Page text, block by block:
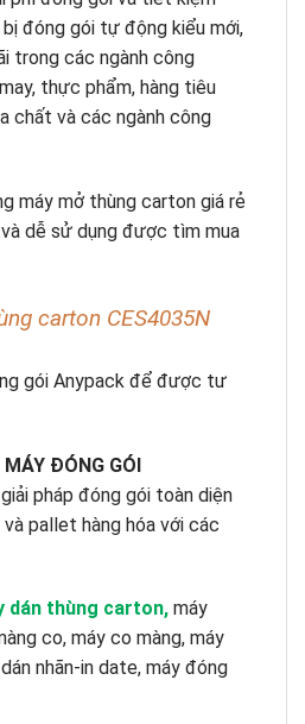
đóng gói tự động kiểu mới,
trong các ngành công
thực phẩm, hàng tiêu
chất và các ngành công
máy mở thùng carton giá rẻ
dễ sử dụng được tìm mua
carton CES4035N
gói Anypack để được tư
ĐÓNG GÓI
pháp đóng gói toàn diện
pallet hàng hóa với các
dán thùng carton, máy
co, máy co màng, máy
nhãn-in date, máy đóng